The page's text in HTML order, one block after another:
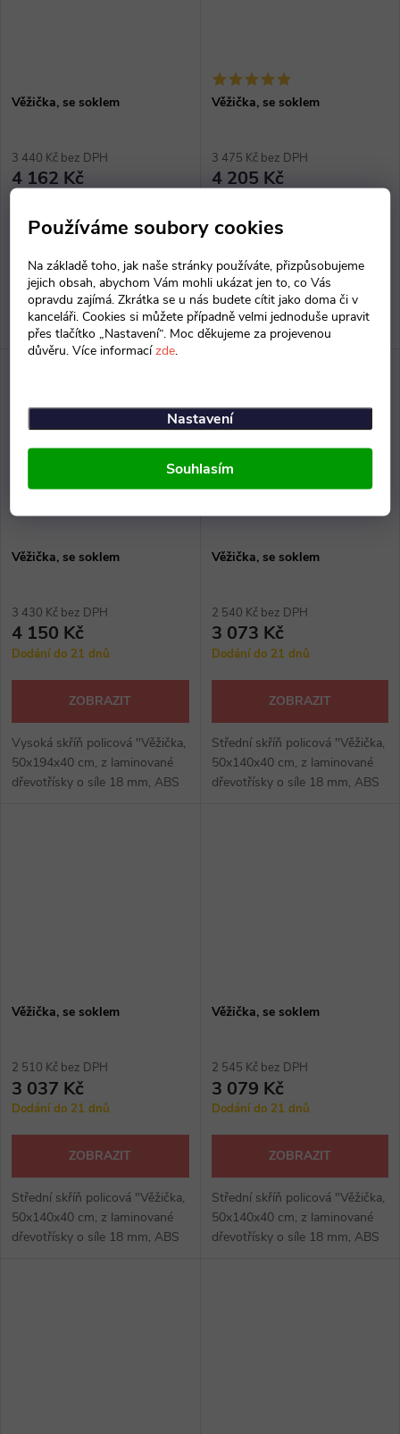
Používáme soubory cookies
Na základě toho, jak naše stránky používáte, přizpůsobujeme
jejich obsah, abychom Vám mohli ukázat jen to, co Vás
opravdu zajímá. Zkrátka se u nás budete cítit jako doma či v
kanceláři. Cookies si můžete případně velmi jednoduše upravit
přes tlačítko „Nastavení“. Moc děkujeme za projevenou
důvěru. Více informacízde.
Nastavení
Souhlasím
Věžička, se soklem
3 440 Kč bez DPH
4 162 Kč
Vysoká skříň policová "Věžička,
50x194x40 cm, z laminované
dřevotřísky o síle 18 mm, ABS
hrana, provedení se soklem.
Věžička, se soklem
3 475 Kč bez DPH
4 205 Kč
Vysoká skříň policová "Věžička,
50x194x40 cm, z laminované
dřevotřísky o síle 18 mm, ABS
Věžička, se soklem
3 430 Kč bez DPH
4 150 Kč
Dodání do 21 dnů
ZOBRAZIT
Vysoká skříň policová "Věžička,
50x194x40 cm, z laminované
dřevotřísky o síle 18 mm, ABS
Věžička, se soklem
2 540 Kč bez DPH
3 073 Kč
Dodání do 21 dnů
ZOBRAZIT
Střední skříň policová "Věžička,
50x140x40 cm, z laminované
dřevotřísky o síle 18 mm, ABS
Věžička, se soklem
2 510 Kč bez DPH
3 037 Kč
Dodání do 21 dnů
ZOBRAZIT
Střední skříň policová "Věžička,
50x140x40 cm, z laminované
dřevotřísky o síle 18 mm, ABS
Věžička, se soklem
2 545 Kč bez DPH
3 079 Kč
Dodání do 21 dnů
ZOBRAZIT
Střední skříň policová "Věžička,
50x140x40 cm, z laminované
dřevotřísky o síle 18 mm, ABS